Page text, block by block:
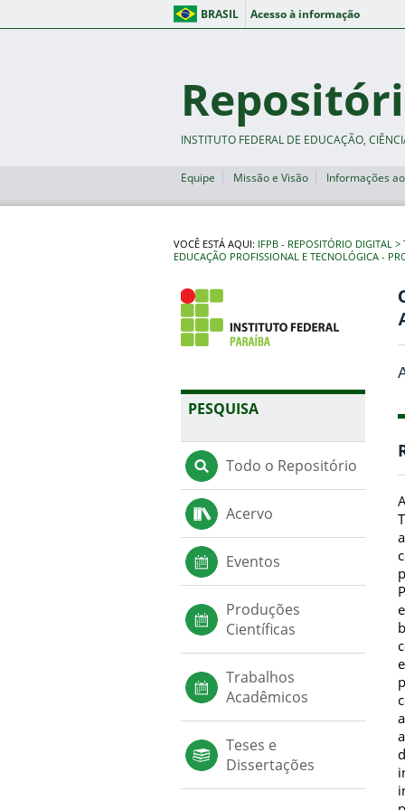
BRASIL Acesso à informação
INSTITUTO FEDERAL DE EDUCAÇÃO,
Equipe Missão e Visão Informações
VOCÊ ESTÁ AQUI: IFPB - REPOSITÓRIO DIGITAL
EDUCAÇÃO PROFISSIONAL E TECNOLÓGICA -
PESQUISA
Todo o Repositório
Acervo
Eventos
Produções
Científicas
Trabalhos
Acadêmicos
Teses e
Dissertações